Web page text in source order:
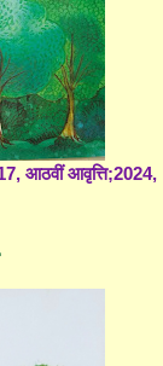
आठवीं आवृत्ति;2024,